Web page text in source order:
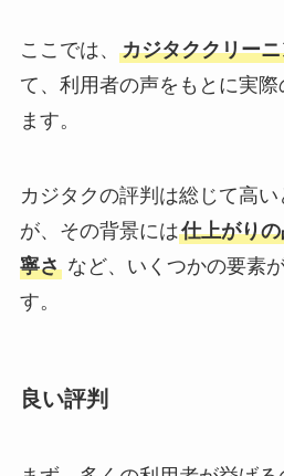
ここでは、 カジタククリー
て、利用者の声をもとに実
ます。
カジタクの評判は総じて高
が、その背景には仕上がり
寧さなど、いくつかの要素
す。
良い評判